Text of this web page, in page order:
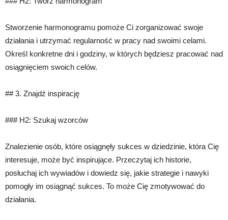
Stworzenie harmonogramu pomoże Ci zorganizować swoje
działania i utrzymać regularność w pracy nad swoimi celami.
Określ konkretne dni i godziny, w których będziesz pracować nad
osiągnięciem swoich celów.
## 3. Znajdź inspirację
### H2: Szukaj wzorców
Znalezienie osób, które osiągnęły sukces w dziedzinie, która Cię
interesuje, może być inspirujące. Przeczytaj ich historie,
posłuchaj ich wywiadów i dowiedz się, jakie strategie i nawyki
pomogły im osiągnąć sukces. To może Cię zmotywować do
działania.